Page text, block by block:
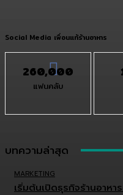
Social Media เพื่อนแท้ร้านอาหาร
260,000
แฟนคลับ
บทความล่าสุด
MARKETING
เริ่มต้นเปิดธุรกิจร้านอาห